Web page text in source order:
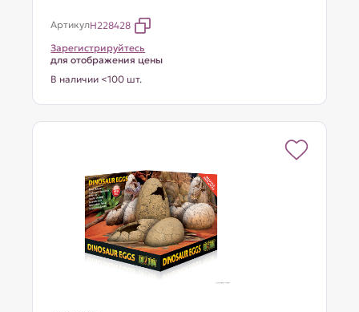
АртикулH228428
Зарегистрируйтесь
для отображения цены
В наличии <100 шт.